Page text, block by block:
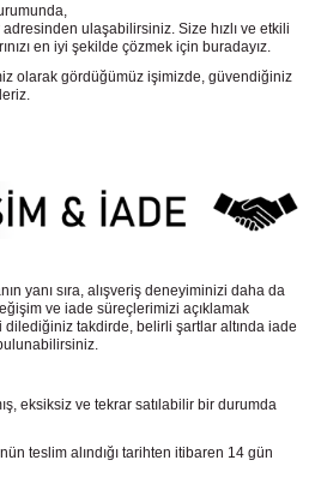
ulaşabilirsiniz. Size hızlı ve etkili
en iyi şekilde çözmek için buradayız.
olarak gördüğümüz işimizde, güvendiğiniz
yanı sıra, alışveriş deneyiminizi daha da
ve iade süreçlerimizi açıklamak
takdirde, belirli şartlar altında iade
eksiksiz ve tekrar satılabilir bir durumda
teslim alındığı tarihten itibaren 14 gün